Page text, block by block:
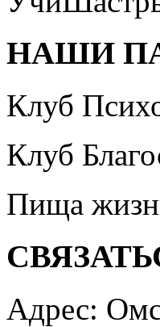
НАШИ
Клуб
Клуб
Пища
Адрес: